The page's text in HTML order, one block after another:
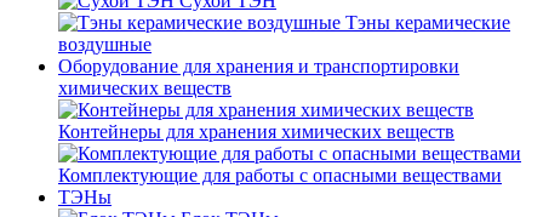
Тэны керамические
воздушные
Оборудование для хранения и транспортировки
химических веществ
Контейнеры для хранения химических веществ
Комплектующие для работы с опасными веществами
ТЭНы